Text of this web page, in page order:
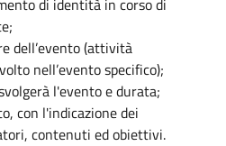
di identità in corso di
dell’evento (attività
nell’evento specifico);
l'evento e durata;
con l'indicazione dei
contenuti ed obiettivi.